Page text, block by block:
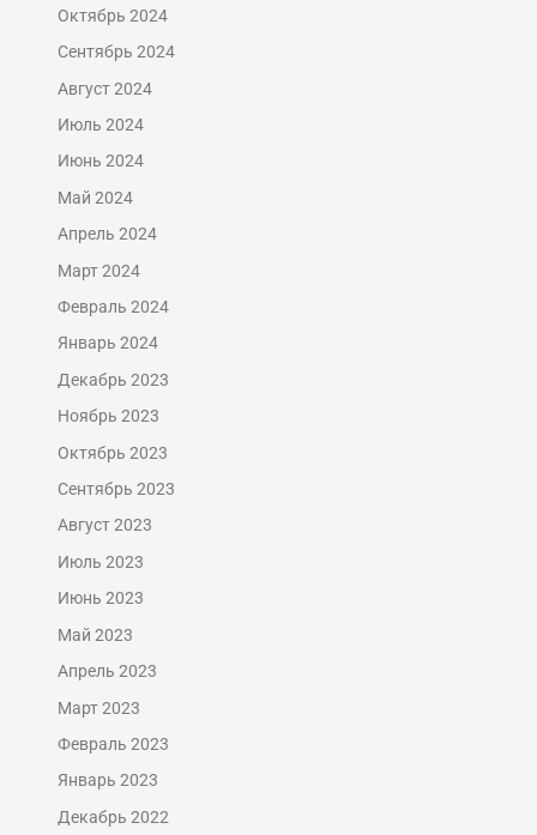
Октябрь 2024
Сентябрь 2024
Август 2024
Июль 2024
Июнь 2024
Май 2024
Апрель 2024
Март 2024
Февраль 2024
Январь 2024
Декабрь 2023
Ноябрь 2023
Октябрь 2023
Сентябрь 2023
Август 2023
Июль 2023
Июнь 2023
Май 2023
Апрель 2023
Март 2023
Февраль 2023
Январь 2023
Декабрь 2022